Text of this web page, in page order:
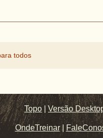
todos
Topo |Versão
OndeTreinar|